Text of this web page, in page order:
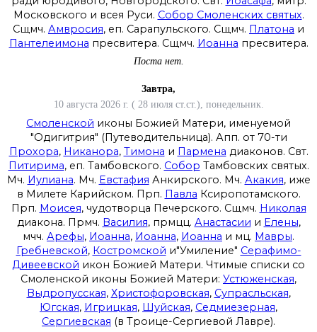
Московского и всея Руси. Собор Смоленских святых.
Сщмч. Амвросия, еп. Сарапульского. Сщмч. Платона и
Пантелеимона пресвитера. Сщмч. Иоанна пресвитера.
Поста нет.
Завтра,
10 августа 2026 г. ( 28 июля ст.ст.), понедельник.
Смоленской иконы Божией Матери, именуемой
"Одигитрия" (Путеводительница). Апп. от 70-ти
Прохора, Никанора, Тимона и Пармена диаконов. Свт.
Питирима, еп. Тамбовского. Собор Тамбовских святых.
Мч. Иулиана. Мч. Евстафия Анкирского. Мч. Акакия, иже
в Милете Карийском. Прп. Павла Ксиропотамского.
Прп. Моисея, чудотворца Печерского. Сщмч. Николая
диакона. Прмч. Василия, прмцц. Анастасии и Елены,
мчч. Арефы, Иоанна, Иоанна, Иоанна и мц. Мавры.
Гребневской, Костромской и"Умиление" Серафимо-
Дивеевской икон Божией Матери. Чтимые списки со
Смоленской иконы Божией Матери: Устюженская,
Выдропусская, Христофоровская, Супрасльская,
Югская, Игрицкая, Шуйская, Седмиезерная,
Сергиевская (в Троице-Сергиевой Лавре).